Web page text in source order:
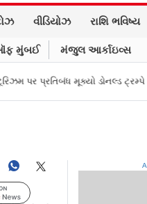
વીડિયોઝ રાશિ ભવિષ્ય
મુંબઈ મંજુલ આર્કાઇવ્સ
મૂક્યો ડોનલ્ડ ટ્રમ્પે
Us